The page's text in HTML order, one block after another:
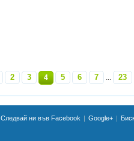
2 3 4 5 6 7 ... 23»
Следвай ни във Facebook Google+